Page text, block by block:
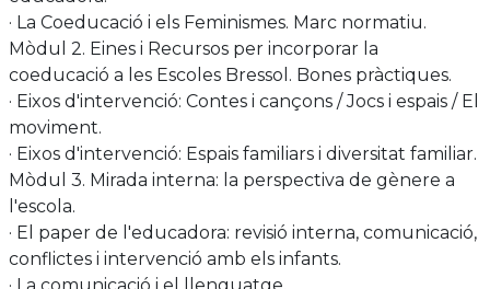
de socialització. Interseccionalitat. El rol de la persona
educadora.
· La Coeducació i els Feminismes. Marc normatiu.
Mòdul 2. Eines i Recursos per incorporar la
coeducació a les Escoles Bressol. Bones pràctiques.
· Eixos d'intervenció: Contes i cançons / Jocs i espais / El
moviment.
· Eixos d'intervenció: Espais familiars i diversitat familiar.
Mòdul 3. Mirada interna: la perspectiva de gènere a
l'escola.
· El paper de l'educadora: revisió interna, comunicació,